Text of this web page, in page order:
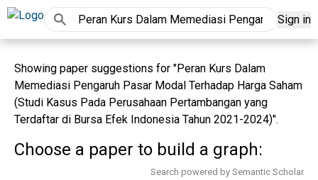
Sign in
Showing paper suggestions for "Peran Kurs Dalam
Memediasi Pengaruh Pasar Modal Terhadap Harga Saham
(Studi Kasus Pada Perusahaan Pertambangan yang
Terdaftar di Bursa Efek Indonesia Tahun 2021-2024)".
Choose a paper to build a graph:
Search powered by Semantic Scholar